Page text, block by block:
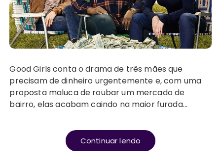
Good Girls conta o drama de três mães que
precisam de dinheiro urgentemente e, com uma
proposta maluca de roubar um mercado de
bairro, elas acabam caindo na maior furada…
Continuar lendo